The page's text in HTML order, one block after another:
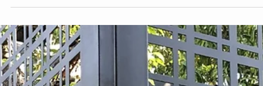
Cobertura de pergolado - Área externa
Nesta época de altas temperaturas como o verão, maioria das
pessoas buscam viajar para locais de região praiana e outros ficam
em sua...